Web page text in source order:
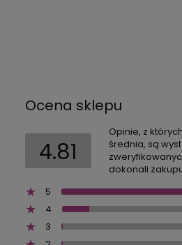
Ocena sklepu
4.81
Opinie, z
średnia, są
dokonali
5
4
3